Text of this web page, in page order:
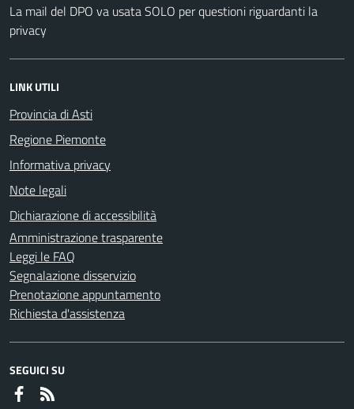
La mail del DPO va usata SOLO per questioni riguardanti la
privacy
LINK UTILI
Provincia di Asti
Regione Piemonte
Informativa privacy
Note legali
Dichiarazione di accessibilità
Amministrazione trasparente
Leggi le FAQ
Segnalazione disservizio
Prenotazione appuntamento
Richiesta d'assistenza
SEGUICI SU